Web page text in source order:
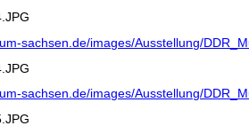
sachsen.de/images/Ausstellung/
sachsen.de/images/Ausstellung/